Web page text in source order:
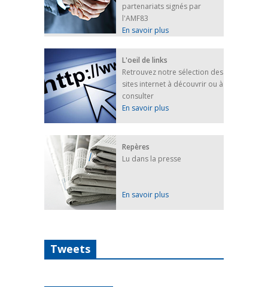
partenariats signés par
l'AMF83
En savoir plus
L'oeil de links
Retrouvez notre sélection des
sites internet à découvrir ou à
consulter
En savoir plus
Repères
Lu dans la presse
En savoir plus
Tweets